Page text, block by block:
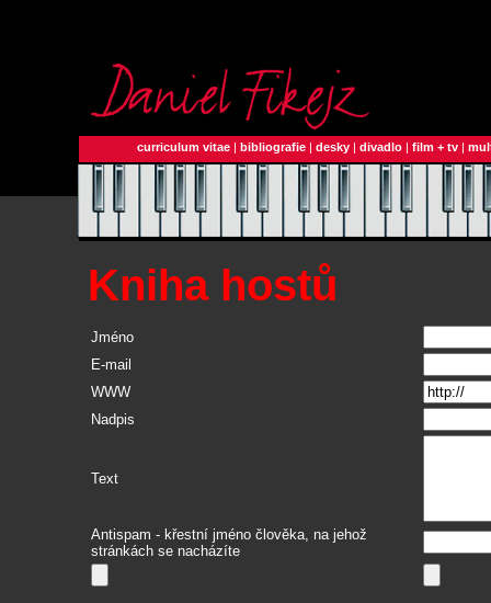
curriculum vitae | bibliografie | desky | divadlo | film + tv |
Kniha hostů
Jméno
E-mail
WWW
Nadpis
Text
Antispam - křestní jméno člověka, na jehož
stránkách se nacházíte